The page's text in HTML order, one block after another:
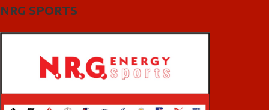
NRG SPORTS